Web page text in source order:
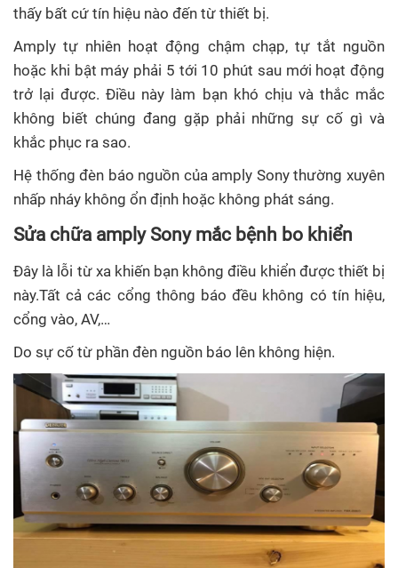
thấy bất cứ tín hiệu nào đến từ thiết bị.
Amply tự nhiên hoạt động chậm chạp, tự tắt nguồn
hoặc khi bật máy phải 5 tới 10 phút sau mới hoạt động
trở lại được. Điều này làm bạn khó chịu và thắc mắc
không biết chúng đang gặp phải những sự cố gì và
khắc phục ra sao.
Hệ thống đèn báo nguồn của amply Sony thường xuyên
nhấp nháy không ổn định hoặc không phát sáng.
Sửa chữa amply Sony mắc bệnh bo khiển
Đây là lỗi từ xa khiến bạn không điều khiển được thiết bị
này.Tất cả các cổng thông báo đều không có tín hiệu,
cổng vào, AV,…
Do sự cố từ phần đèn nguồn báo lên không hiện.